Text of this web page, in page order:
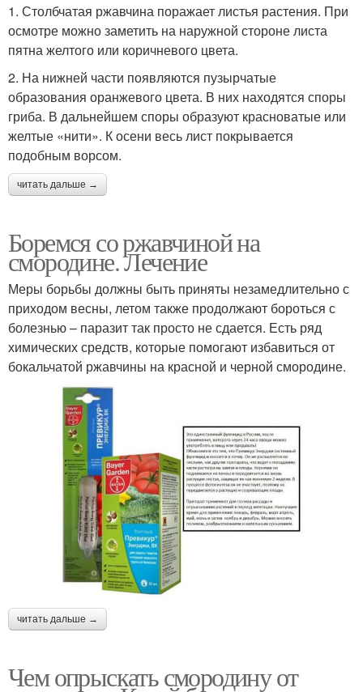
1. Столбчатая ржавчина поражает листья растения. При
осмотре можно заметить на наружной стороне листа
пятна желтого или коричневого цвета.
2. На нижней части появляются пузырчатые
образования оранжевого цвета. В них находятся споры
гриба. В дальнейшем споры образуют красноватые или
желтые «нити». К осени весь лист покрывается
подобным ворсом.
читать дальше →
Боремся со ржавчиной на
смородине. Лечение
Меры борьбы должны быть приняты незамедлительно с
приходом весны, летом также продолжают бороться с
болезнью – паразит так просто не сдается. Есть ряд
химических средств, которые помогают избавиться от
бокальчатой ржавчины на красной и черной смородине.
читать дальше →
Чем опрыскать смородину от